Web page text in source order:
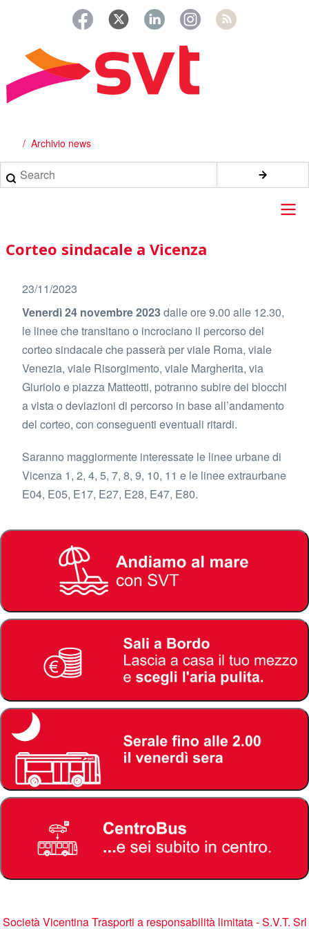
principale
Briciole
di
pane
Archivio news
Search
Main
navigation
Corteo sindacale a Vicenza
23/11/2023
Venerdì 24 novembre 2023dalle ore 9.00 alle 12.30,
le linee che transitano o incrociano il percorso del
corteo sindacale che passerà per viale Roma, viale
Venezia, viale Risorgimento, viale Margherita, via
Giuriolo e piazza Matteotti, potranno subire dei blocchi
a vista o deviazioni di percorso in base all’andamento
del corteo, con conseguenti eventuali ritardi.
Saranno maggiormente interessate le linee urbane di
Vicenza 1, 2, 4, 5, 7, 8, 9, 10, 11 e le linee extraurbane
E04, E05, E17, E27, E28, E47, E80.
Società Vicentina Trasporti a responsabilità limitata - S.V.T. Srl